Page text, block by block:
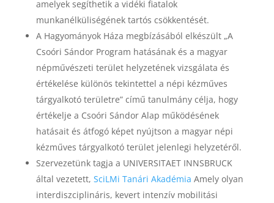
amelyek segíthetik a vidéki fiatalok
munkanélküliségének tartós csökkentését.
A Hagyományok Háza megbízásából elkészült „A
Csoóri Sándor Program hatásának és a magyar
népművészeti terület helyzetének vizsgálata és
értékelése különös tekintettel a népi kézműves
tárgyalkotó területre” című tanulmány célja, hogy
értékelje a Csoóri Sándor Alap működésének
hatásait és átfogó képet nyújtson a magyar népi
kézműves tárgyalkotó terület jelenlegi helyzetéről.
Szervezetünk tagja a UNIVERSITAET INNSBRUCK
által vezetett, SciLMi Tanári Akadémia Amely olyan
interdiszciplináris, kevert intenzív mobilitási